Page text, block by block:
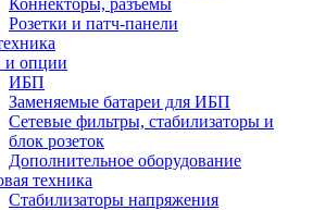
Коннекторы, разъемы
Розетки и патч-панели
опции
ИБП
Заменяемые батареи для ИБП
Сетевые фильтры, стабилизаторы и
блок розеток
Дополнительное оборудование
техника
Стабилизаторы напряжения